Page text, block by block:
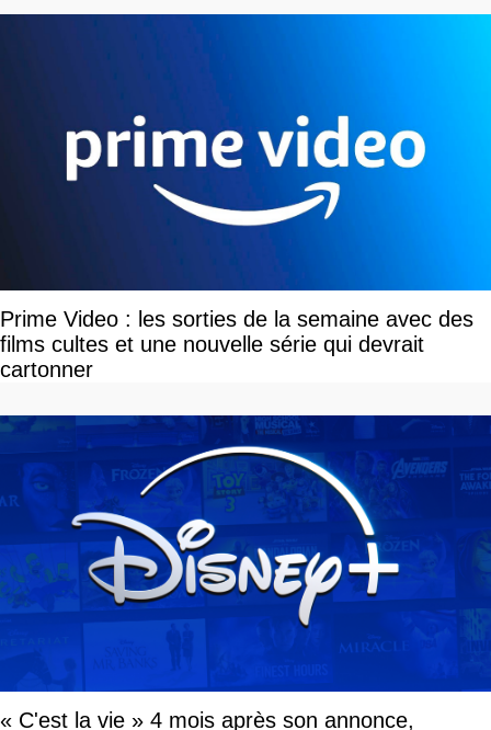
Prime Video : les sorties de la semaine avec des
films cultes et une nouvelle série qui devrait
cartonner
« C'est la vie » 4 mois après son annonce,